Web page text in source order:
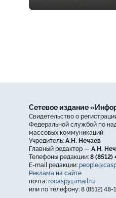
Сетевое издание
Свидетельство о
Федеральной службой по
массовых коммуникаций
Учредитель: А.Н. Нечаев
Главный редактор — А.Н.
Телефоны редакции: 8 (8512)
E-mail редакции:
Реклама на сайте
почта: rocaspy@mail.ru
или по телефону: 8 (8512) 48-